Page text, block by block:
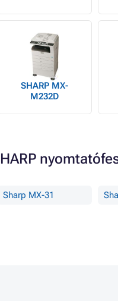
SHARP MX-
M232D
Sharp MX-31